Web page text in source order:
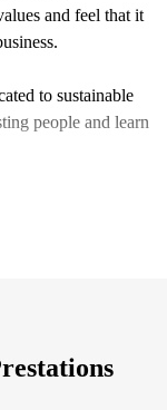
and feel that it
to sustainable
people and learn